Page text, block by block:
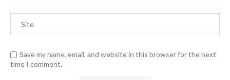
Save my name, email, and website in this browser for the next
time I comment.